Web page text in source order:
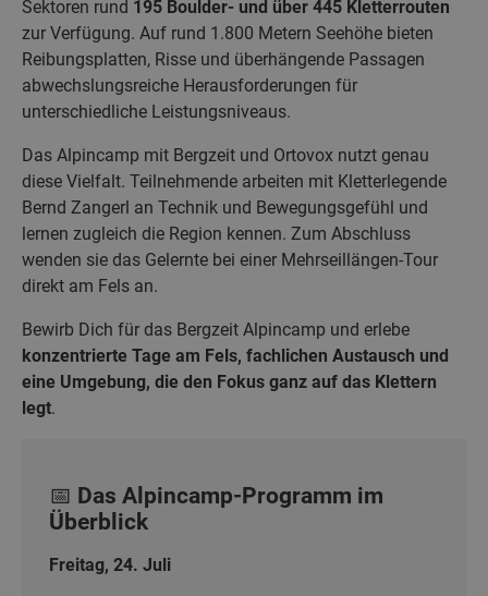
Sektoren rund 195 Boulder- und über 445 Kletterrouten
zur Verfügung. Auf rund 1.800 Metern Seehöhe bieten
Reibungsplatten, Risse und überhängende Passagen
abwechslungsreiche Herausforderungen für
unterschiedliche Leistungsniveaus.
Das Alpincamp mit Bergzeit und Ortovox nutzt genau
diese Vielfalt. Teilnehmende arbeiten mit Kletterlegende
Bernd Zangerl an Technik und Bewegungsgefühl und
lernen zugleich die Region kennen. Zum Abschluss
wenden sie das Gelernte bei einer Mehrseillängen-Tour
direkt am Fels an.
Bewirb Dich für das Bergzeit Alpincamp und erlebe
konzentrierte Tage am Fels, fachlichen Austausch und
eine Umgebung, die den Fokus ganz auf das Klettern
legt.
📅 Das Alpincamp-Programm im
Überblick
Freitag, 24. Juli